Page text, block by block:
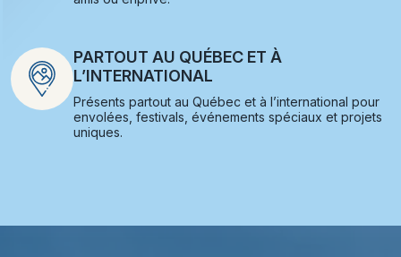
PARTOUT AU QUÉBEC ET À
L’INTERNATIONAL
Présents partout au Québec et à l’international pour
envolées, festivals, événements spéciaux et projets
uniques.